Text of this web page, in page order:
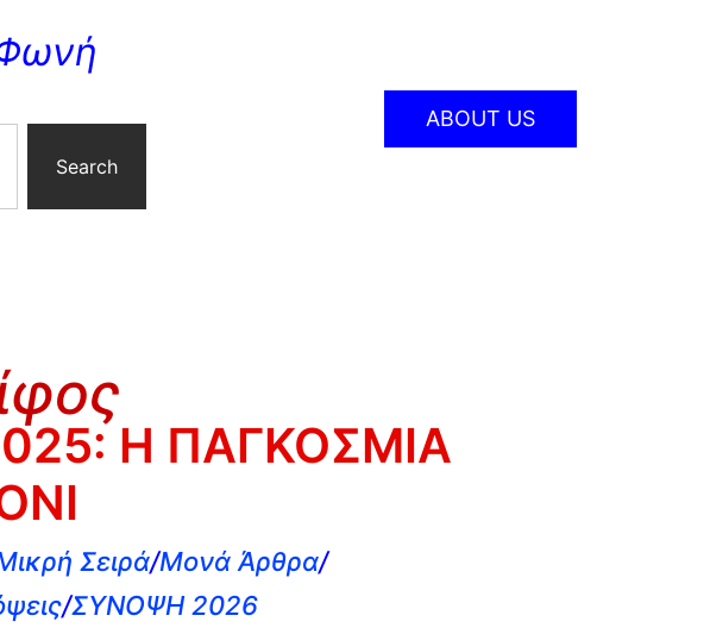
Search
ABOUT US
Η ΠΑΓΚΟΣΜΙΑ
Σειρά/Μονά Άρθρα/
/ΣΥΝΟΨΗ 2026